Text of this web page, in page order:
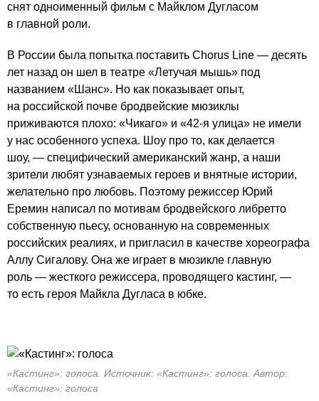
снят одноименный фильм с Майклом Дугласом
в главной роли.
В России была попытка поставить Chorus Line — десять
лет назад он шел в театре «Летучая мышь» под
названием «Шанс». Но как показывает опыт,
на российской почве бродвейские мюзиклы
приживаются плохо: «Чикаго» и «42-я улица» не имели
у нас особенного успеха. Шоу про то, как делается
шоу, — специфический американский жанр, а наши
зрители любят узнаваемых героев и внятные истории,
желательно про любовь. Поэтому режиссер Юрий
Еремин написал по мотивам бродвейского либретто
собственную пьесу, основанную на современных
российских реалиях, и пригласил в качестве хореографа
Аллу Сигалову. Она же играет в мюзикле главную
роль — жесткого режиссера, проводящего кастинг, —
то есть героя Майкла Дугласа в юбке.
«Кастинг»: голоса. Источник: «Кастинг»: голоса. Автор:
«Кастинг»: голоса